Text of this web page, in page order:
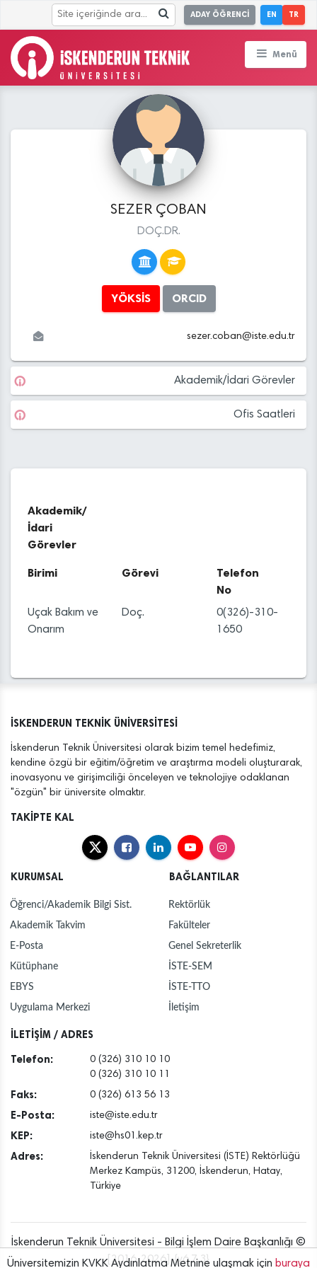
ADAY ÖĞRENCİ EN TR
Menü
SEZER ÇOBAN
DOÇ.DR.
YÖKSİS ORCID
sezer.coban@iste.edu.tr
Akademik/İdari Görevler
Ofis Saatleri
Akademik/
İdari
Görevler
Birimi Görevi
Telefon
No
Uçak Bakım ve
Onarım
Doç.
0(326)-310-
1650
İSKENDERUN TEKNİK ÜNİVERSİTESİ
İskenderun Teknik Üniversitesi olarak bizim temel hedefimiz,
kendine özgü bir eğitim/öğretim ve araştırma modeli oluşturarak,
inovasyonu ve girişimciliği önceleyen ve teknolojiye odaklanan
"özgün" bir üniversite olmaktır.
TAKİPTE KAL
KURUMSAL
Öğrenci/Akademik Bilgi Sist.
Akademik Takvim
E-Posta
Kütüphane
EBYS
Uygulama Merkezi
BAĞLANTILAR
Rektörlük
Fakülteler
Genel Sekreterlik
İSTE-SEM
İSTE-TTO
İletişim
İLETİŞİM / ADRES
Telefon:
0 (326) 310 10 10
0 (326) 310 10 11
Faks: 0 (326) 613 56 13
E-Posta: iste@iste.edu.tr
KEP: iste@hs01.kep.tr
Adres:
İskenderun Teknik Üniversitesi (İSTE) Rektörlüğü
Merkez Kampüs, 31200, İskenderun, Hatay,
Türkiye
İskenderun Teknik Üniversitesi - Bilgi İşlem Daire Başkanlığı ©
[2016..2026] {v6.7.3}
Üniversitemizin KVKK Aydınlatma Metnine ulaşmak için buraya